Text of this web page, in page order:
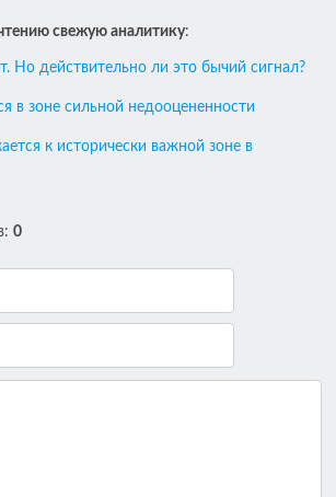
свежую аналитику:
Но действительно ли это бычий сигнал?
в зоне сильной недооцененности
к исторически важной зоне в
: 0